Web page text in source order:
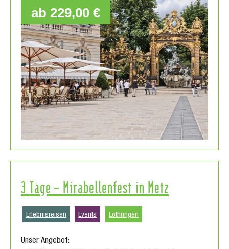
ab 229,00 €
3 Tage – Mirabellenfest in Metz
Erlebnisreisen Events Lothringen
Unser Angebot: